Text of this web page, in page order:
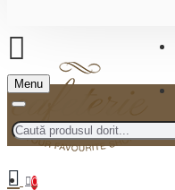
Menu
0